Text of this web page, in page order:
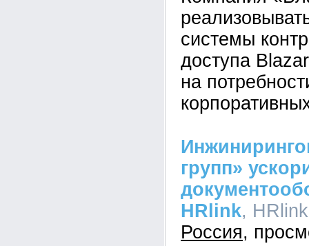
системы
доступа
на
групп»
HRlink,
Россия